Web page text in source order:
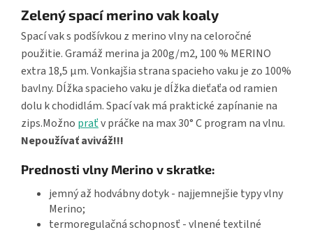
Zelený spací merino vak koaly
Spací vak s podšívkou z merino vlny na celoročné
použitie. Gramáž merina ja 200g/m2, 100 % MERINO
extra 18,5 µm. Vonkajšia strana spacieho vaku je zo 100%
bavlny. Dĺžka spacieho vaku je dĺžka dieťaťa od ramien
dolu k chodidlám. Spací vak má praktické zapínanie na
zips.Možno praťv práčke na max 30° C program na vlnu.
Nepoužívať aviváž!!!
Prednosti vlny Merino v skratke:
jemný až hodvábny dotyk - najjemnejšie typy vlny
Merino;
termoregulačná schopnosť - vlnené textilné